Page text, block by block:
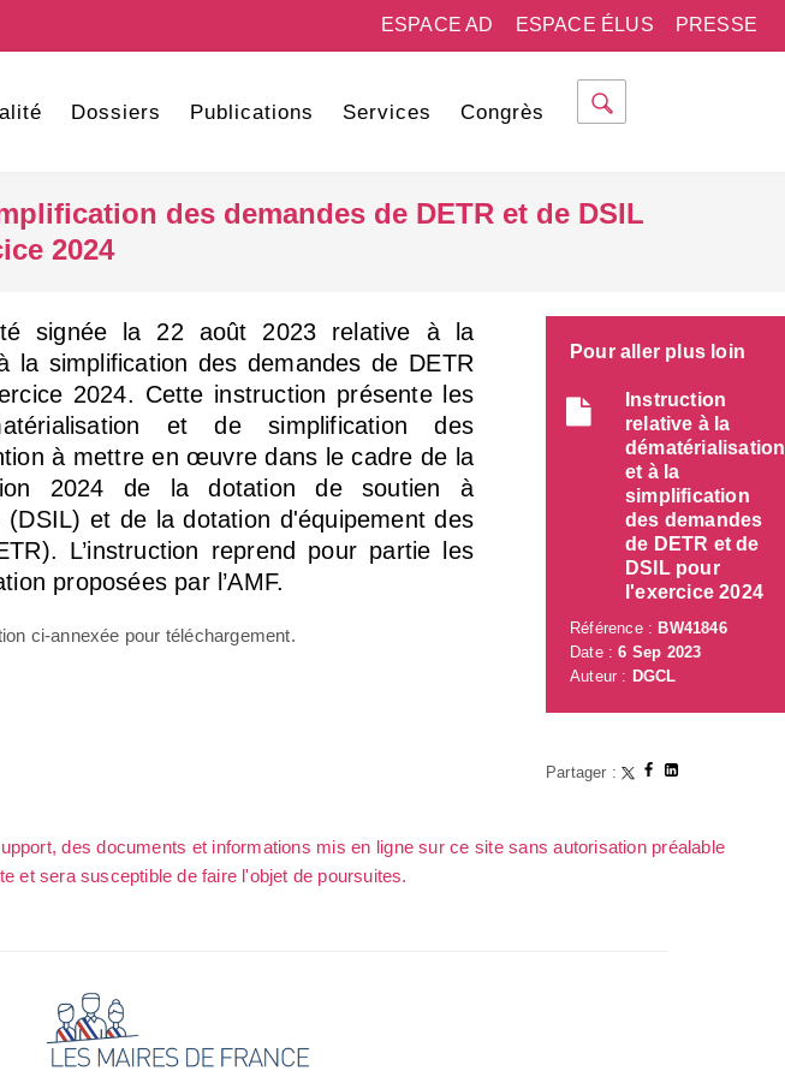
PRESSE
ESPACE ÉLUS
ESPACE AD
Dossiers Publications Services Congrès
des demandes de DETR et de DSIL
2024
signée la 22 août 2023 relative à la
la simplification des demandes de DETR
2024. Cette instruction présente les
et de simplification des
à mettre en œuvre dans le cadre de la
2024 de la dotation de soutien à
(DSIL) et de la dotation d'équipement des
L’instruction reprend pour partie les
proposées par l’AMF.
ci-annexée pour téléchargement.
Pour aller plus loin
Instruction
relative à la
dématérialisation
et à la
simplification
des demandes
de DETR et de
DSIL pour
l'exercice 2024
Référence : BW41846
Date :6 Sep 2023
Auteur : DGCL
Partager :
des documents et informations mis en ligne sur ce site sans autorisation préalable
et sera susceptible de faire l'objet de poursuites.